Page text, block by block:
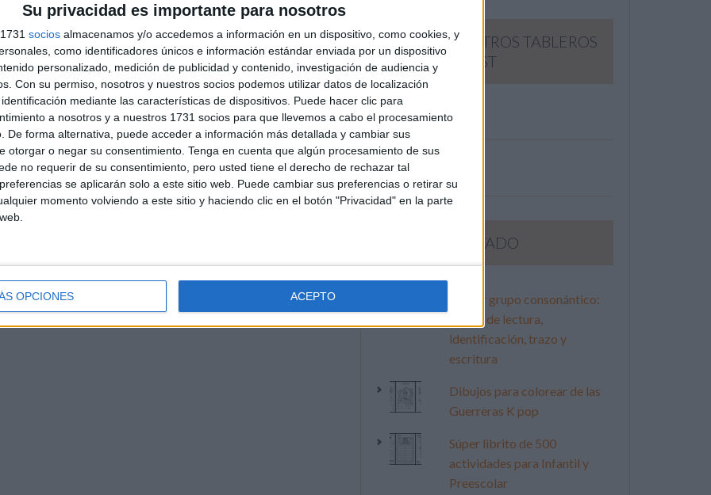
Su privacidad es importante para nosotros
socios almacenamos y/o accedemos a información en un dispositivo, como cookies, y
como identificadores únicos e información estándar enviada por un dispositivo
personalizado, medición de publicidad y contenido, investigación de audiencia y
Con su permiso, nosotros y nuestros socios podemos utilizar datos de localización
mediante las características de dispositivos. Puede hacer clic para
a nosotros y a nuestros 1731 socios para que llevemos a cabo el procesamiento
De forma alternativa, puede acceder a información más detallada y cambiar sus
otorgar o negar su consentimiento. Tenga en cuenta que algún procesamiento de sus
no requerir de su consentimiento, pero usted tiene el derecho de rechazar tal
se aplicarán solo a este sitio web. Puede cambiar sus preferencias o retirar su
momento volviendo a este sitio y haciendo clic en el botón "Privacidad" en la parte
OPCIONES ACEPTO
los cursos de Primaria y un tema que suele causar
curiosidad a los alumnos. Para iniciarnos en este
mundo, os propongo el siguiente material: una
de bonitos carteles ilustrativos con las diferentes
de la historia, ideales para decorar vuestra aula. […]
Sociales,Educación Primaria,Primer Ciclo,Segundo Ciclo,
sociales,Decoración,edades de la historia ,educación
SIGUE NUESTROS TABLEROS
EN PINTEREST
LO MÁS VISITADO
Primer grupo consonántico:
Fichas de lectura,
identificación, trazo y
escritura
Dibujos para colorear de las
Guerreras K pop
Súper librito de 500
actividades para Infantil y
Preescolar